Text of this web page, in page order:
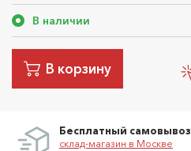
В наличии
В корзину
Бесплатный самовывоз
склад-магазин в Москве